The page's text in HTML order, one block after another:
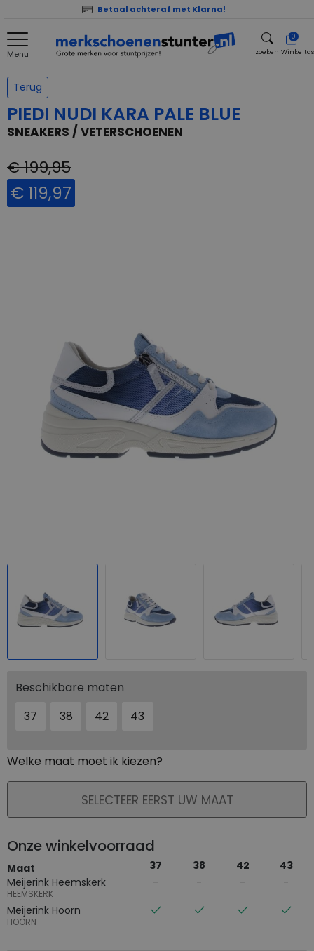
Betaal achteraf met Klarna!
Menu zoeken
0
Winkeltas
Terug
PIEDI NUDI KARA PALE BLUE
SNEAKERS / VETERSCHOENEN
€ 199,95
€ 119,97
Beschikbare maten
37
38 42 43
Welke maat moet ik kiezen?
PLAATS IN WINKELMAND
SELECTEER EERST UW MAAT
Onze winkelvoorraad
Maat 37 38 42
43
Meijerink Heemskerk
HEEMSKERK
Meijerink Hoorn
HOORN